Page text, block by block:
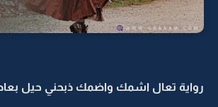
رواية تعال اشمك واضمك ذبحني حيل